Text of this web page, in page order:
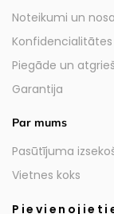
Noteikumi un
Piegāde un
Garantija
Par mums
Pasūtījuma
Vietnes koks